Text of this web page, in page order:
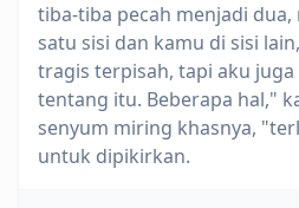
tiba-tiba pecah menjadi
satu sisi dan kamu di sisi
tragis terpisah, tapi aku
tentang itu. Beberapa hal,"
senyum miring khasnya,
untuk dipikirkan.